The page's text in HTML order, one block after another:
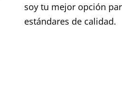
soy tu mejor opción
estándares de calidad.